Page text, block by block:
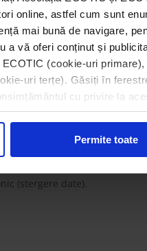
online, astfel cum sunt
mai bună de navigare,
a vă oferi conținut și
(cookie-uri
uri terțe). Găsiți în
cu privire la
Permite toate
incluzând crearea de
(stergere date).